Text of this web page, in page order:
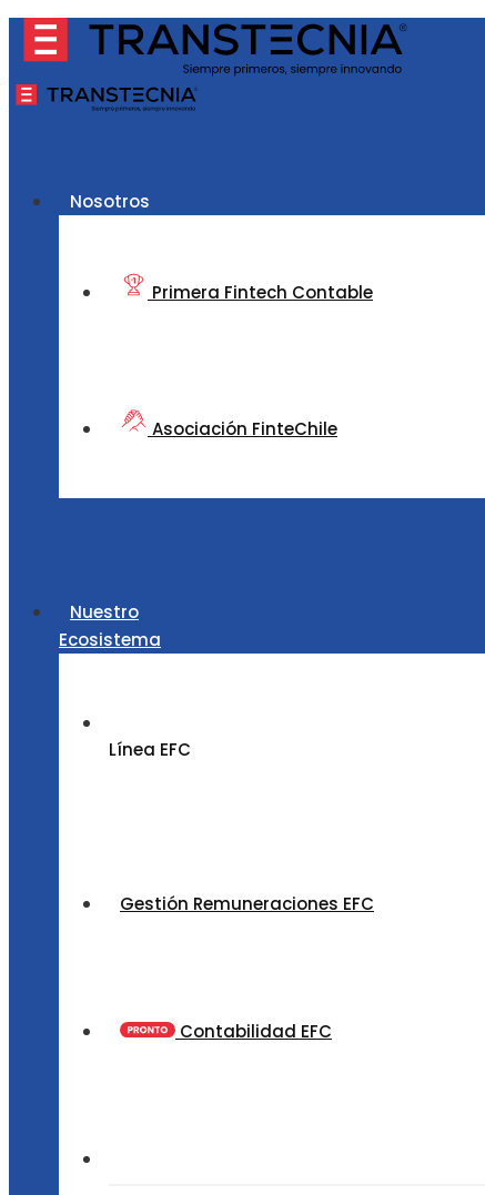
Nosotros
Primera Fintech Contable
Asociación FinteChile
Nuestro
Ecosistema
Línea EFC
Gestión Remuneraciones EFC
Contabilidad EFC